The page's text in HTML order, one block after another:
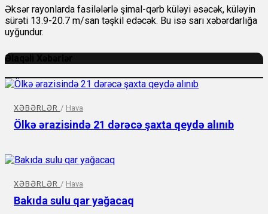
Əksər rayonlarda fasilələrlə şimal-qərb küləyi əsəcək, küləyin
sürəti 13.9-20.7 m/san təşkil edəcək. Bu isə sarı xəbərdarlığa
uyğundur.
Əlaqəli Xəbərlər
XƏBƏRLƏR / Hava
Ölkə ərazisində 21 dərəcə şaxta qeydə alınıb
XƏBƏRLƏR / Hava
Bakıda sulu qar yağacaq